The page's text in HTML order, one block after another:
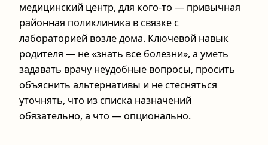
медицинский центр, для кого‑то — привычная
районная поликлиника в связке с
лабораторией возле дома. Ключевой навык
родителя — не «знать все болезни», а уметь
задавать врачу неудобные вопросы, просить
объяснить альтернативы и не стесняться
уточнять, что из списка назначений
обязательно, а что — опционально.